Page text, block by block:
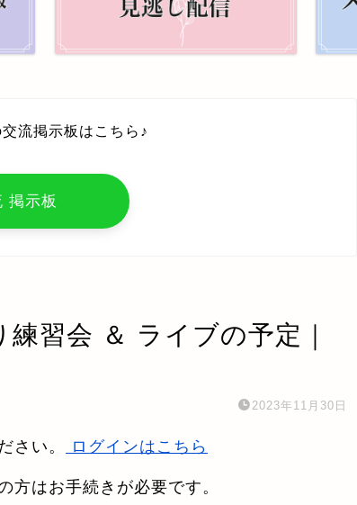
流掲示板はこちら♪
掲示板
習会 ＆ ライブの予定｜
2023年11月30日
さい。 ログインはこちら
方はお手続きが必要です。